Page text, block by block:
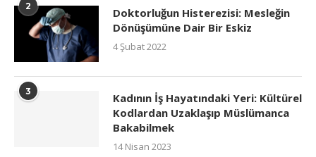
2
Doktorluğun Histerezisi: Mesleğin
Dönüşümüne Dair Bir Eskiz
4 Şubat 2022
3
Kadının İş Hayatındaki Yeri: Kültürel
Kodlardan Uzaklaşıp Müslümanca
Bakabilmek
14 Nisan 2023